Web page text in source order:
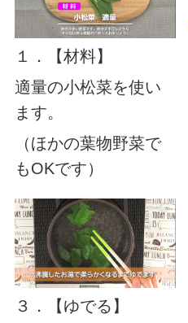
１．【材料】
適量の小松菜を使い
ます。
（ほかの葉物野菜で
もOKです）
３．【ゆでる】